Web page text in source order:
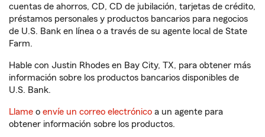
cuentas de ahorros, CD, CD de jubilación, tarjetas de crédito,
préstamos personales y productos bancarios para negocios
de U.S. Bank en línea o a través de su agente local de State
Farm.
Hable con Justin Rhodes en Bay City, TX, para obtener más
información sobre los productos bancarios disponibles de
U.S. Bank.
Llame o envíe un correo electrónico a un agente para
obtener información sobre los productos.